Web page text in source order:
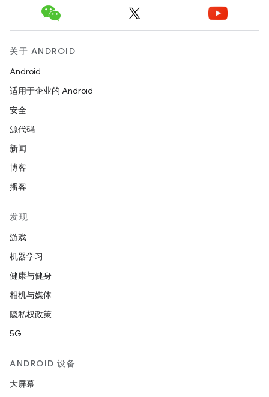
关于 ANDROID
Android
适用于企业的 Android
安全
源代码
新闻
博客
播客
发现
游戏
机器学习
健康与健身
相机与媒体
隐私权政策
5G
ANDROID 设备
大屏幕